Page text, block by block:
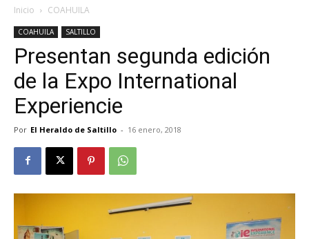
Inicio COAHUILA
COAHUILA SALTILLO
Presentan segunda edición
de la Expo International
Experiencie
Por El Heraldo de Saltillo - 16 enero, 2018